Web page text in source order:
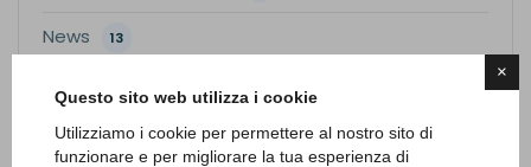
×
Questo sito web utilizza i cookie
Utilizziamo i cookie per permettere al nostro sito di
funzionare e per migliorare la tua esperienza di
News 13